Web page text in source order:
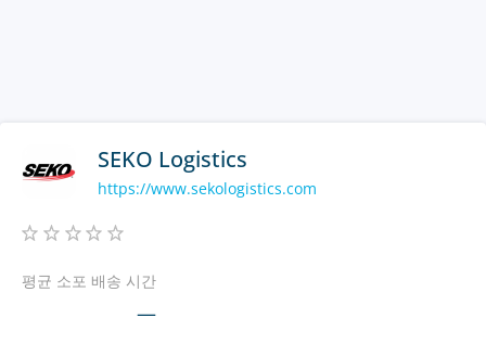
SEKO Logistics
https://www.sekologistics.com
평균 소포 배송 시간
—